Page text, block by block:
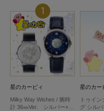
1
星のカービィ
Milky Way Wishes / 腕時
計 36㎜Ver. シルバー×ベ
星のカー
トゥイ
グ シル